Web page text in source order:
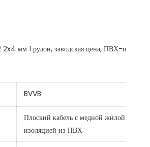
BVVB
Плоский кабель с медной жилой и
изоляцией из ПВХ